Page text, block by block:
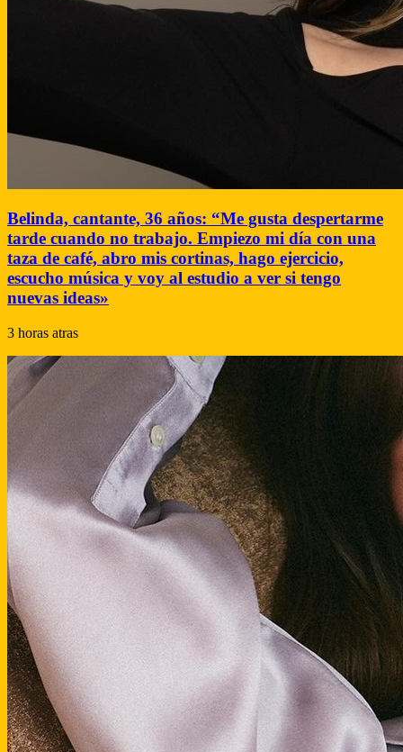
Belinda, cantante, 36 años: “Me gusta despertarme
tarde cuando no trabajo. Empiezo mi día con una
taza de café, abro mis cortinas, hago ejercicio,
escucho música y voy al estudio a ver si tengo
nuevas ideas»
3 horas atras